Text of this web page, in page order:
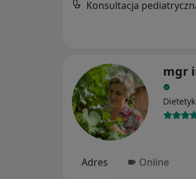
Konsultacja
mgr
Dietetyk
Adres Online